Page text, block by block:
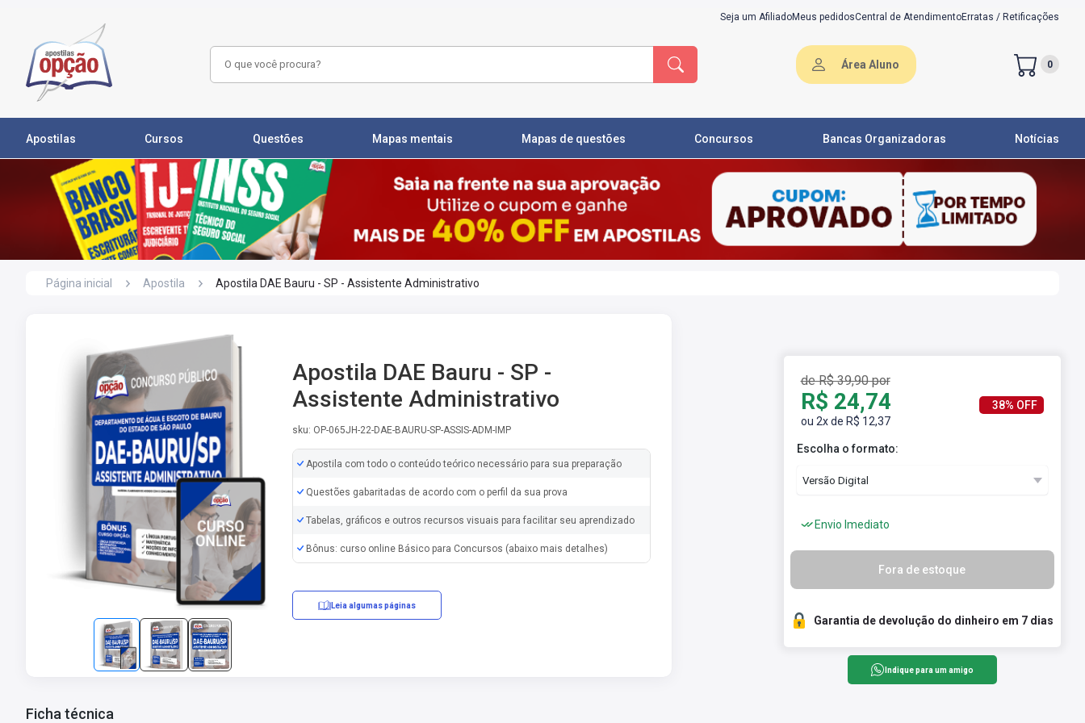
Seja um AfiliadoMeus pedidosCentral de AtendimentoErratas / Retificações
Área Aluno 0
Apostilas Cursos Questões Mapas mentais Mapas de questões Concursos Bancas Organizadoras Notícias
Página inicial Apostila Apostila DAE Bauru - SP - Assistente Administrativo
Apostila DAE Bauru - SP -
Assistente Administrativo
sku: OP-065JH-22-DAE-BAURU-SP-ASSIS-ADM-IMP
Apostila com todo o conteúdo teórico necessário para sua preparação
Questões gabaritadas de acordo com o perfil da sua prova
Tabelas, gráficos e outros recursos visuais para facilitar seu aprendizado
Bônus: curso online Básico para Concursos (abaixo mais detalhes)
Leia algumas páginas
Ficha técnica
de R$ 39,90 por
R$ 24,74
ou 2x de R$ 12,37
38% OFF
Escolha o formato:
Envio Imediato
Fora de estoque
Garantia de devolução do dinheiro em 7 dias
Indique para um amigo